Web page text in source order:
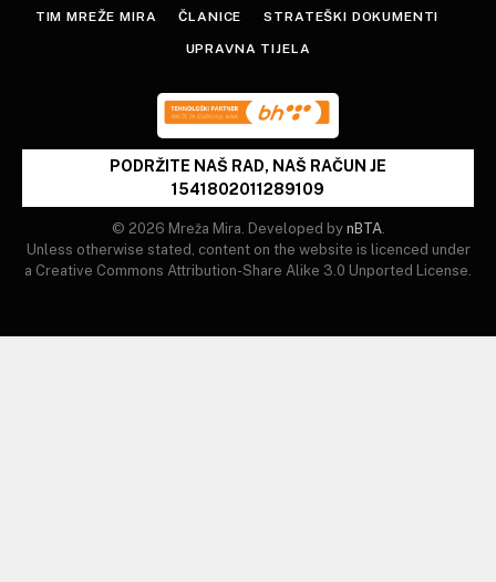
TIM MREŽE MIRA ČLANICE STRATEŠKI DOKUMENTI
UPRAVNA TIJELA
PODRŽITE NAŠ RAD, NAŠ RAČUN JE
1541802011289109
© 2026 Mreža Mira. Developed by nBTA.
Unless otherwise stated, content on the website is licenced under
a Creative Commons Attribution-Share Alike 3.0 Unported License.